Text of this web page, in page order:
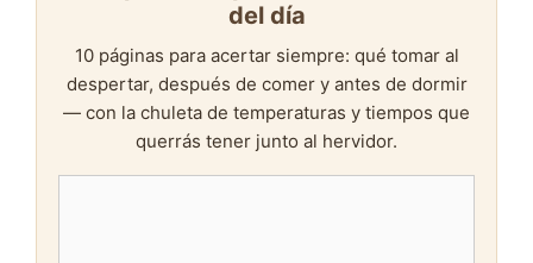
del día
10 páginas para acertar siempre: qué tomar al
despertar, después de comer y antes de dormir
— con la chuleta de temperaturas y tiempos que
querrás tener junto al hervidor.